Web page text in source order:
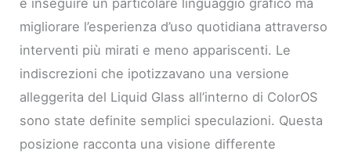
migliorare l’esperienza d’uso quotidiana attraverso
interventi più mirati e meno appariscenti. Le
indiscrezioni che ipotizzavano una versione
alleggerita del Liquid Glass all’interno di ColorOS
sono state definite semplici speculazioni. Questa
posizione racconta una visione differente